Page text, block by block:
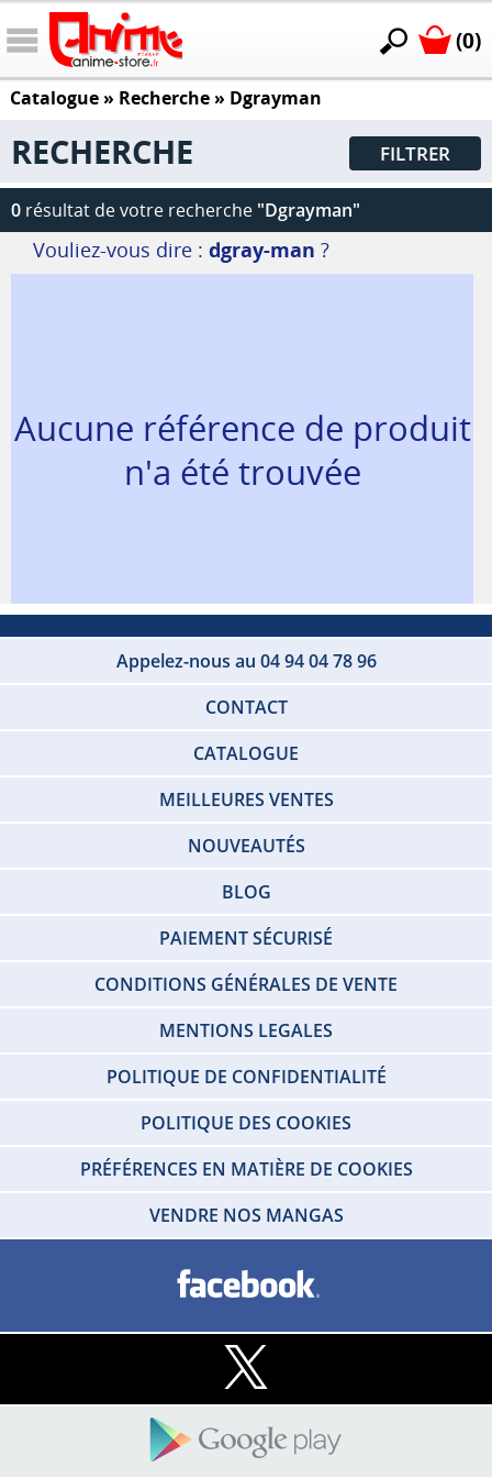
(0)
Catalogue» Recherche » Dgrayman
RECHERCHE FILTRER
0 résultat de votre recherche "Dgrayman"
Vouliez-vous dire : dgray-man ?
Aucune référence de produit
n'a été trouvée
Appelez-nous au 04 94 04 78 96
CONTACT
CATALOGUE
MEILLEURES VENTES
NOUVEAUTÉS
BLOG
PAIEMENT SÉCURISÉ
CONDITIONS GÉNÉRALES DE VENTE
MENTIONS LEGALES
POLITIQUE DE CONFIDENTIALITÉ
POLITIQUE DES COOKIES
PRÉFÉRENCES EN MATIÈRE DE COOKIES
VENDRE NOS MANGAS